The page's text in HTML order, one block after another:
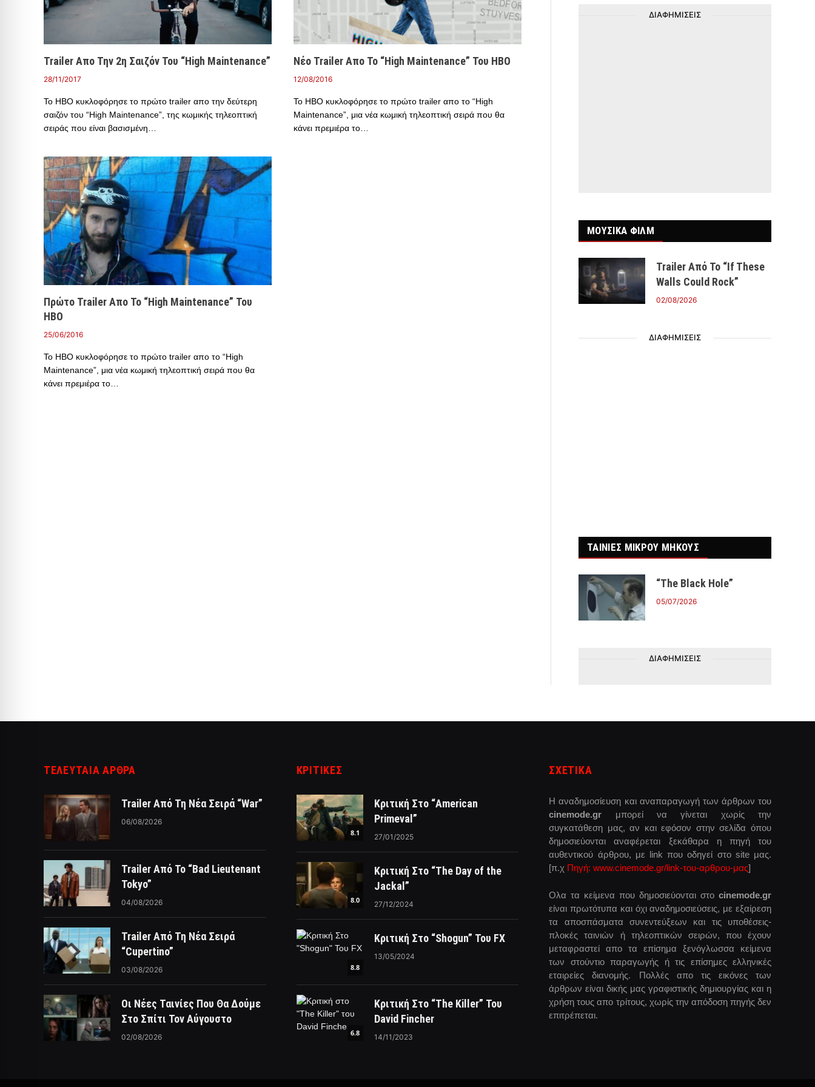
Trailer Απο Την 2η Σαιζόν Του “High Maintenance”
28/11/2017
Το HBO κυκλοφόρησε το πρώτο trailer απο την δεύτερη
σαιζόν του “High Maintenance”, της κωμικής τηλεοπτική
σειράς που είναι βασισμένη…
Νέο Trailer Απο Το “High Maintenance” Του HBO
12/08/2016
Το HBO κυκλοφόρησε το πρώτο trailer απο το “High
Maintenance”, μια νέα κωμική τηλεοπτική σειρά που θα
κάνει πρεμιέρα το…
Πρώτο Trailer Απο Το “High Maintenance” Του
HBO
25/06/2016
Το HBO κυκλοφόρησε το πρώτο trailer απο το “High
Maintenance”, μια νέα κωμική τηλεοπτική σειρά που θα
κάνει πρεμιέρα το…
ΔΙΑΦΗΜΙΣΕΙΣ
ΜΟΥΣΙΚΑ ΦΙΛΜ
Trailer Από Το “If These
Walls Could Rock”
02/08/2026
ΔΙΑΦΗΜΙΣΕΙΣ
ΤΑΙΝΙΕΣ ΜΙΚΡΟΥ ΜΗΚΟΥΣ
“The Black Hole”
05/07/2026
ΔΙΑΦΗΜΙΣΕΙΣ
ΤΕΛΕΥΤΑΙΑ ΑΡΘΡΑ
Trailer Από Τη Νέα Σειρά “War”
06/08/2026
Trailer Από Το “Bad Lieutenant
Tokyo”
04/08/2026
Trailer Από Τη Νέα Σειρά
“Cupertino”
03/08/2026
Οι Νέες Ταινίες Που Θα Δούμε
Στο Σπίτι Τον Αύγουστο
02/08/2026
ΚΡΙΤΙΚΈΣ
8.1
Κριτική Στο “American
Primeval”
27/01/2025
8.0
Κριτική Στο “The Day of the
Jackal”
27/12/2024
8.8
Κριτική Στο “Shogun” Του FX
13/05/2024
6.8
Κριτική Στο “The Killer” Του
David Fincher
14/11/2023
ΣΧΕΤΙΚΑ
Η αναδημοσίευση και αναπαραγωγή των άρθρων του
cinemode.gr μπορεί να γίνεται χωρίς την
συγκατάθεση μας, αν και εφόσον στην σελίδα όπου
δημοσιεύονται αναφέρεται ξεκάθαρα η πηγή του
αυθεντικού άρθρου, με link που οδηγεί στο site μας.
[π.χ Πηγή: www.cinemode.gr/link-του-αρθρου-μας]
Ολα τα κείμενα που δημοσιεύονται στο cinemode.gr
είναι πρωτότυπα και όχι αναδημοσιεύσεις, με εξαίρεση
τα αποσπάσματα συνεντεύξεων και τις υποθέσεις-
πλοκές ταινιών ή τηλεοπτικών σειρών, που έχουν
μεταφραστεί απο τα επίσημα ξενόγλωσσα κείμενα
των στούντιο παραγωγής ή τις επίσημες ελληνικές
εταιρείες διανομής. Πολλές απο τις εικόνες των
άρθρων είναι δικής μας γραφιστικής δημιουργίας και η
χρήση τους απο τρίτους, χωρίς την απόδοση πηγής δεν
επιτρέπεται.